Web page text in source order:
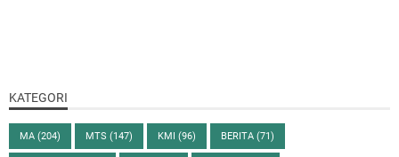
KATEGORI
MA (204) MTS (147) KMI (96) BERITA (71)